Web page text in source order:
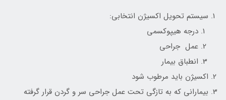
سیستم تحویل اکسیژن انتخابی:
درجه هیپوکسمی
عمل جراحی
انطباق بیمار
اکسیژن باید مرطوب شود
بیمارانی که به تازگی تحت عمل جراحی سر و گردن قرار گرفته